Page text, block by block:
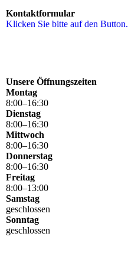
Kontaktformular
Klicken Sie bitte auf den Button.
Unsere Öffnungszeiten
Montag
8:00–16:30
Dienstag
8:00–16:30
Mittwoch
8:00–16:30
Donnerstag
8:00–16:30
Freitag
8:00–13:00
Samstag
geschlossen
Sonntag
geschlossen